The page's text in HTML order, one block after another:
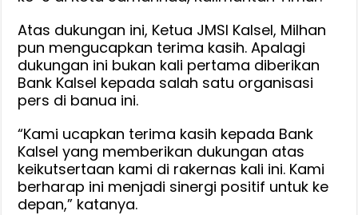
Atas dukungan ini, Ketua JMSI Kalsel, Milhan
pun mengucapkan terima kasih. Apalagi
dukungan ini bukan kali pertama diberikan
Bank Kalsel kepada salah satu organisasi
pers di banua ini.
“Kami ucapkan terima kasih kepada Bank
Kalsel yang memberikan dukungan atas
keikutsertaan kami di rakernas kali ini. Kami
berharap ini menjadi sinergi positif untuk ke
depan,” katanya.